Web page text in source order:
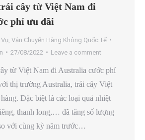
cây từ Việt Nam đi
phí ưu đãi
Vận Chuyển Hàng Không Quốc Tế
27/08/2022 Leave a comment
từ Việt Nam đi Australia cước phí
thị trường Australia, trái cây Việt
Đặc biệt là các loại quả nhiệt
thanh long,… đã tăng số lượng
với cùng kỳ năm trước…